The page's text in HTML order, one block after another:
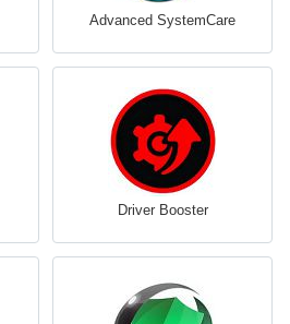
Advanced SystemCare
Driver Booster